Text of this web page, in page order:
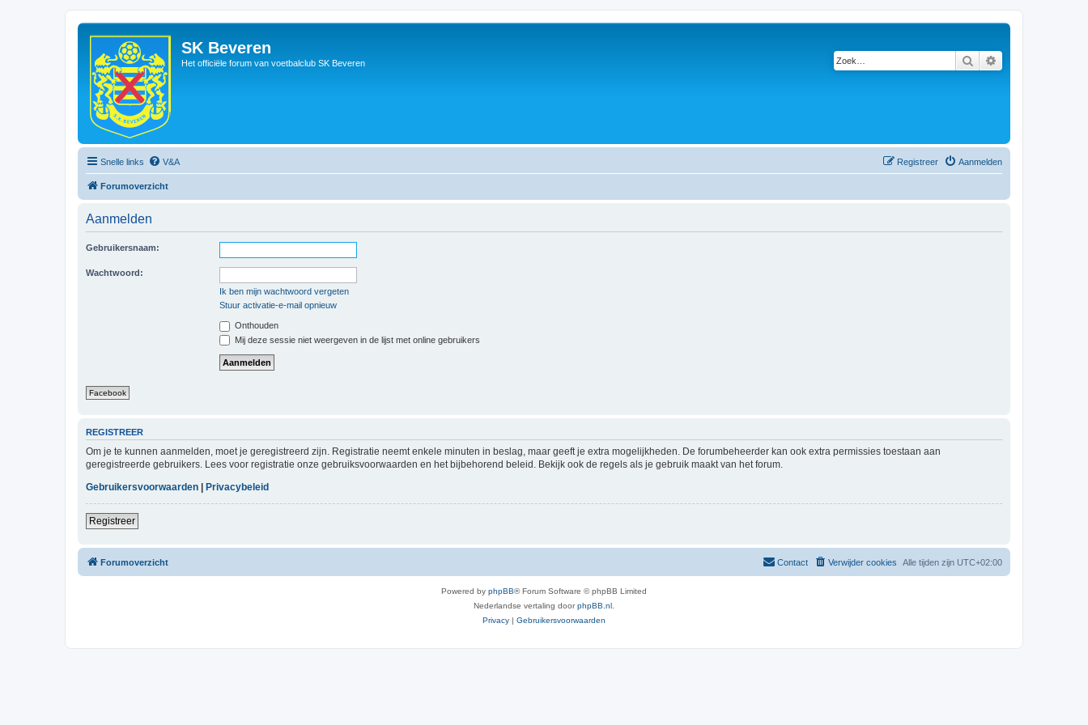
SK Beveren
Het officiële forum van voetbalclub SK Beveren Zoek
Snelle links V&A Aanmelden
Registreer
Forumoverzicht
Aanmelden
Gebruikersnaam:
Wachtwoord:
Ik ben mijn wachtwoord vergeten
Stuur activatie-e-mail opnieuw
Onthouden
Mij deze sessie niet weergeven in de lijst met online gebruikers
Facebook
REGISTREER
Om je te kunnen aanmelden, moet je geregistreerd zijn. Registratie neemt enkele minuten in beslag, maar geeft je extra mogelijkheden. De forumbeheerder kan ook extra permissies toestaan aan
geregistreerde gebruikers. Lees voor registratie onze gebruiksvoorwaarden en het bijbehorend beleid. Bekijk ook de regels als je gebruik maakt van het forum.
Gebruikersvoorwaarden | Privacybeleid
Registreer
Forumoverzicht Alle tijden zijn UTC+02:00
Verwijder cookies
Contact
Powered by phpBB® Forum Software © phpBB Limited
Nederlandse vertaling doorphpBB.nl
Privacy | Gebruikersvoorwaarden